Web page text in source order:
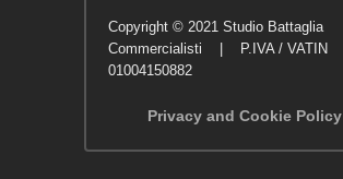
Copyright © 2021 Studio Battaglia
Commercialisti | P.IVA / VATIN
01004150882
Privacy and Cookie Policy